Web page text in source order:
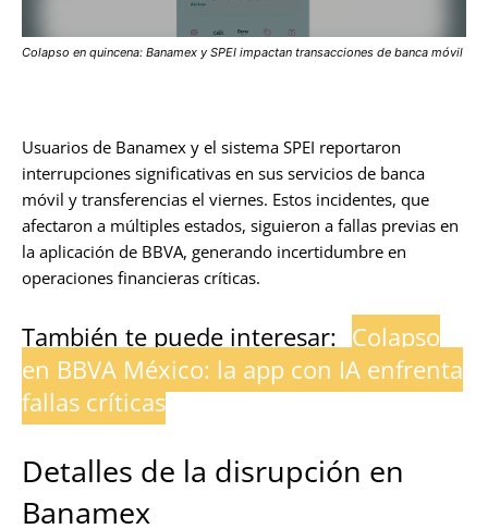
Colapso en quincena: Banamex y SPEI impactan transacciones de banca móvil
Usuarios de Banamex y el sistema SPEI reportaron
interrupciones significativas en sus servicios de banca
móvil y transferencias el viernes. Estos incidentes, que
afectaron a múltiples estados, siguieron a fallas previas en
la aplicación de BBVA, generando incertidumbre en
operaciones financieras críticas.
También te puede interesar: Colapso
en BBVA México: la app con IA enfrenta
fallas críticas
Detalles de la disrupción en
Banamex